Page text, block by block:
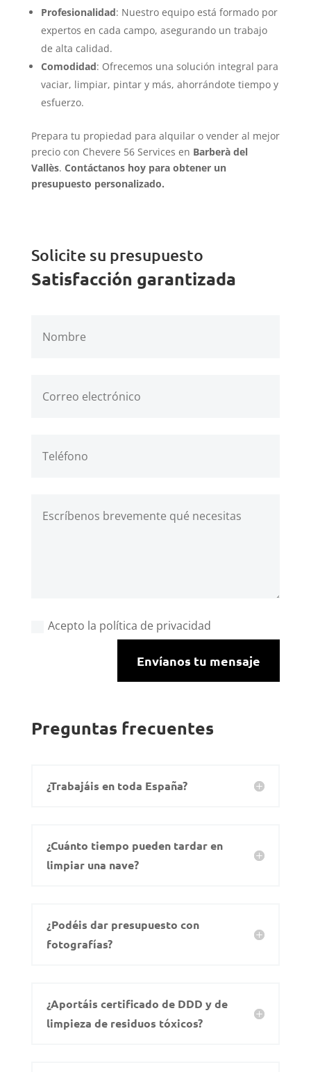
Profesionalidad: Nuestro equipo está formado por
expertos en cada campo, asegurando un trabajo
de alta calidad.
Comodidad: Ofrecemos una solución integral para
vaciar, limpiar, pintar y más, ahorrándote tiempo y
esfuerzo.
Prepara tu propiedad para alquilar o vender al mejor
precio con Chevere 56 Services en Barberà del
Vallès. Contáctanos hoy para obtener un
presupuesto personalizado.
Solicite su presupuesto
Satisfacción garantizada
Acepto la política de privacidad
Envíanos tu mensaje
Preguntas frecuentes
¿Trabajáis en toda España?
¿Cuánto tiempo pueden tardar en
limpiar una nave?
¿Podéis dar presupuesto con
fotografías?
¿Aportáis certificado de DDD y de
limpieza de residuos tóxicos?